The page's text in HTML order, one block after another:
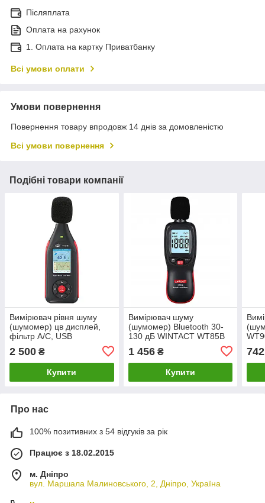
Післяплата
Оплата на рахунок
1. Оплата на картку Приватбанку
Всі умови оплати
Умови повернення
Повернення товару впродовж 14 днів за домовленістю
Всі умови повернення
Подібні товари компанії
Вимірювач рівня шуму
(шумомер) цв дисплей,
фільтр А/С, USB
2 500 ₴
Купити
Вимірювач шуму
(шумомер) Bluetooth 30-
130 дБ WINTACT WT85B
1 456₴
Купити
742
Про нас
100% позитивних з 54 відгуків за рік
Працює з 18.02.2015
м. Дніпро
вул. Маршала Малиновського, 2, Дніпро, Україна